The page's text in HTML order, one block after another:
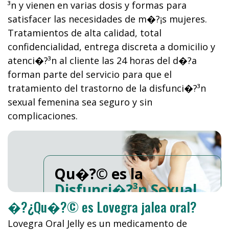
³n y vienen en varias dosis y formas para
satisfacer las necesidades de m�?¡s mujeres.
Tratamientos de alta calidad, total
confidencialidad, entrega discreta a domicilio y
atenci�?³n al cliente las 24 horas del d�?­a
forman parte del servicio para que el
tratamiento del trastorno de la disfunci�?³n
sexual femenina sea seguro y sin
complicaciones.
Qu�?© es la
Disfunci�?³n Sexual
Femenina?
�?¿Qu�?© es Lovegra jalea oral?
Lovegra Oral Jelly es un medicamento de